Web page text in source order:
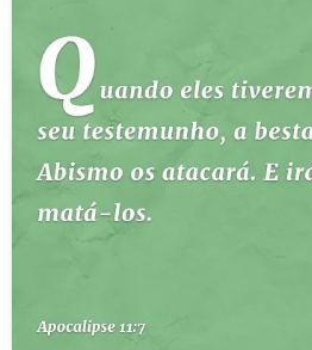
10 MANDAMENTOS
ESTUDOS BÍBLICOS
TEMAS
TERMO BÍBLICO